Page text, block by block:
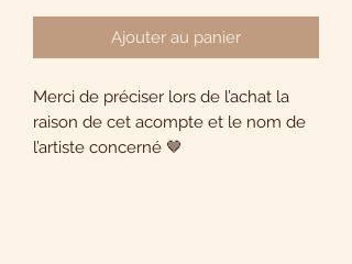
Ajouter au panier
Merci de préciser lors de l’achat la
raison de cet acompte et le nom de
l’artiste concerné 🤎